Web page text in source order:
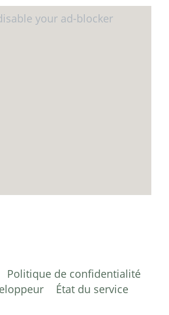
Politique de confidentialité
État du service